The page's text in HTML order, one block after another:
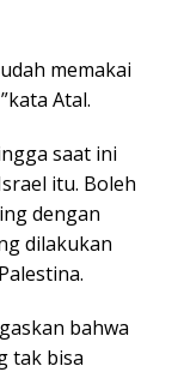
memakai
Atal.
saat ini
itu. Boleh
dengan
dilakukan
bahwa
tak bisa